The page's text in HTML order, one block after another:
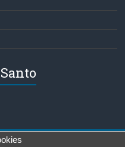
. Todos los derechos reservados.